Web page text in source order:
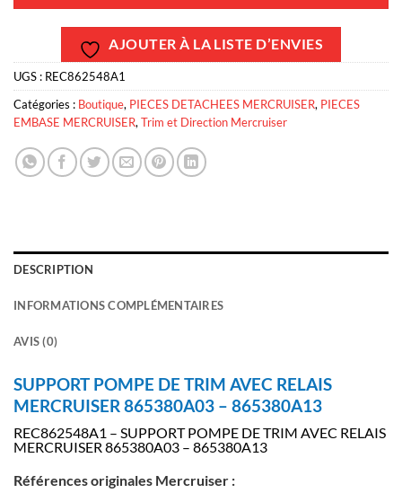
AJOUTER À LA LISTE D’ENVIES
UGS : REC862548A1
Catégories : Boutique, PIECES DETACHEES MERCRUISER, PIECES
EMBASE MERCRUISER,Trim et Direction Mercruiser
DESCRIPTION
INFORMATIONS COMPLÉMENTAIRES
AVIS (0)
SUPPORT POMPE DE TRIM AVEC RELAIS
MERCRUISER 865380A03 – 865380A13
REC862548A1 – SUPPORT POMPE DE TRIM AVEC RELAIS
MERCRUISER 865380A03 – 865380A13
Références originales Mercruiser :